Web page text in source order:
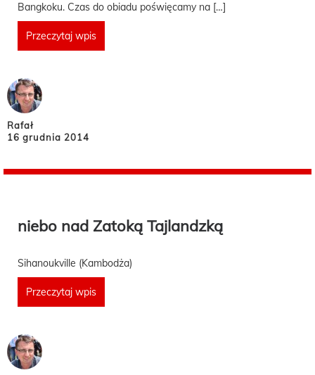
Bangkoku. Czas do obiadu poświęcamy na […]
Przeczytaj wpis
Rafał
16 grudnia 2014
niebo nad Zatoką Tajlandzką
Sihanoukville (Kambodża)
Przeczytaj wpis